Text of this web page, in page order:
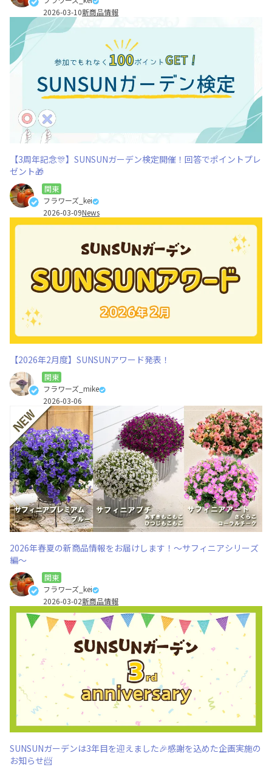
2026-03-10新商品情報
【3周年記念🎊】SUNSUNガーデン検定開催！回答でポイントプレ
ゼント🎁
関東
フラワーズ_kei
2026-03-09News
【2026年2月度】SUNSUNアワード発表！
関東
フラワーズ_mike
2026-03-06
2026年春夏の新商品情報をお届けします！～サフィニアシリーズ
編～
関東
フラワーズ_kei
2026-03-02新商品情報
SUNSUNガーデンは3年目を迎えました🎉感謝を込めた企画実施の
お知らせ📨